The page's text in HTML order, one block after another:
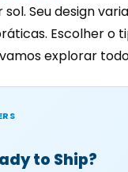
Seu design
Escolher o
explorar
to Ship?